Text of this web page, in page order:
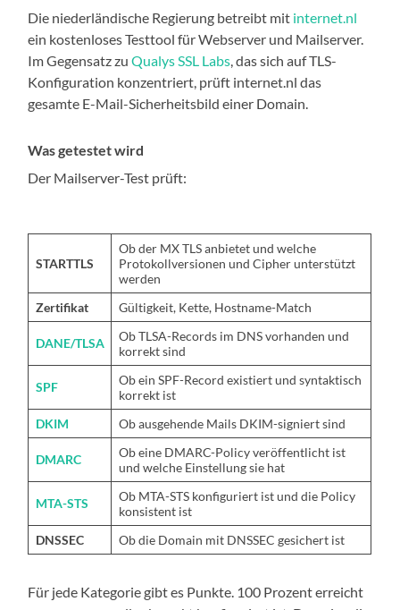
Die niederländische Regierung betreibt mit internet.nl
ein kostenloses Testtool für Webserver und Mailserver.
Im Gegensatz zuQualys SSL Labs, das sich auf TLS-
Konfiguration konzentriert, prüft internet.nl das
gesamte E-Mail-Sicherheitsbild einer Domain.
Was getestet wird
Der Mailserver-Test prüft:
STARTTLS
Ob der MX TLS anbietet und welche
Protokollversionen und Cipher unterstützt
werden
Zertifikat
Gültigkeit, Kette, Hostname-Match
DANE/TLSA
Ob TLSA-Records im DNS vorhanden und
korrekt sind
SPF
Ob ein SPF-Record existiert und syntaktisch
korrekt ist
DKIM
Ob ausgehende Mails DKIM-signiert sind
DMARC
Ob eine DMARC-Policy veröffentlicht ist
und welche Einstellung sie hat
MTA-STS
Ob MTA-STS konfiguriert ist und die Policy
konsistent ist
DNSSEC
Ob die Domain mit DNSSEC gesichert ist
Für jede Kategorie gibt es Punkte. 100 Prozent erreicht